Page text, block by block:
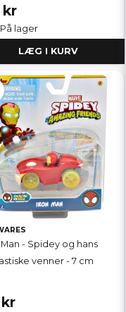
kr
På lager
LÆG I KURV
- Spidey og hans
venner - 7 cm